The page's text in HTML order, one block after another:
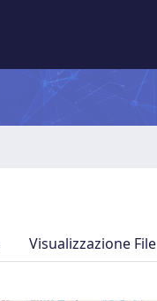
Visualizzazione File